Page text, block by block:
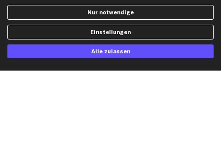
Nur notwendige
Einstellungen
Alle zulassen